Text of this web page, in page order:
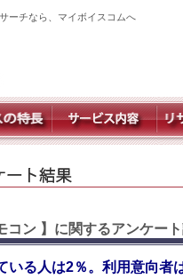
ーチなら、マイボイスコムへ
コン 】に関するアンケー
いる人は2％。利用意向者